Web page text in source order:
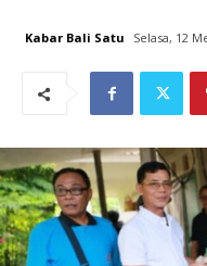
Kabar Bali Satu Selasa, 12